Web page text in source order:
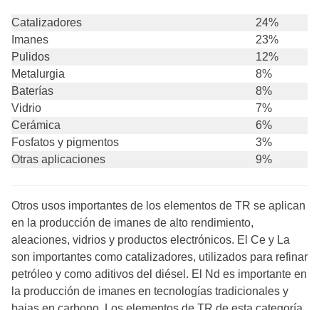
Catalizadores
24%
Imanes
23%
Pulidos
12%
Metalurgia
8%
Baterías
8%
Vidrio
7%
Cerámica
6%
Fosfatos y pigmentos
3%
Otras aplicaciones
9%
Otros usos importantes de los elementos de TR se aplican
en la producción de imanes de alto rendimiento,
aleaciones, vidrios y productos electrónicos. El Ce y La
son importantes como catalizadores, utilizados para refinar
petróleo y como aditivos del diésel. El Nd es importante en
la producción de imanes en tecnologías tradicionales y